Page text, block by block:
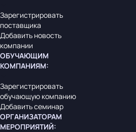
Зарегистрировать
поставщика
Добавить новость
компании
ОБУЧАЮЩИМ
КОМПАНИЯМ:
Зарегистрировать
обучающую компанию
Добавить семинар
ОРГАНИЗАТОРАМ
МЕРОПРИЯТИЙ: